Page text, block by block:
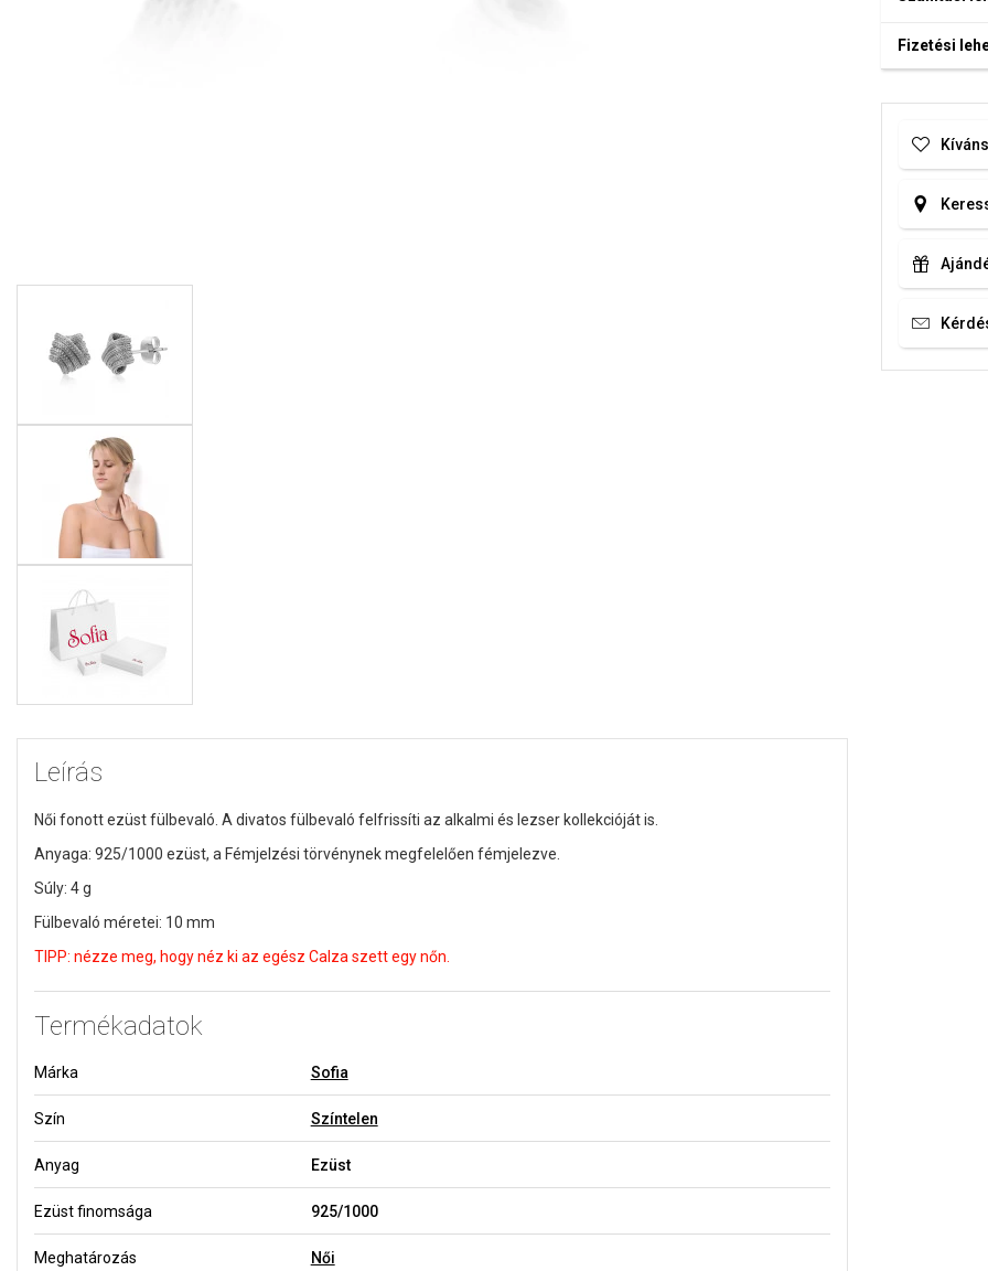
Leírás
Női fonott ezüst fülbevaló. A divatos fülbevaló felfrissíti az alkalmi és lezser kollekcióját is.
Anyaga: 925/1000 ezüst, a Fémjelzési törvénynek megfelelően fémjelezve.
Súly: 4 g
Fülbevaló méretei: 10 mm
TIPP: nézze meg, hogy néz ki az egész Calza szett egy nőn.
Termékadatok
Márka Sofia
Szín Színtelen
Anyag Ezüst
Ezüst finomsága 925/1000
Meghatározás Női
Fizetési